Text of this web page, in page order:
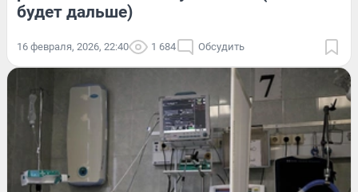
будет дальше)
16 февраля, 2026, 22:40 1 684 Обсудить